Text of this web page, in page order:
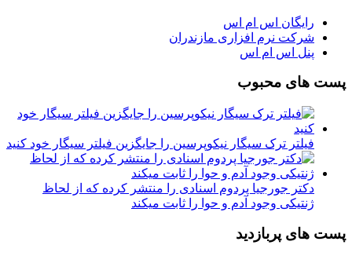
رایگان اس ام اس
شرکت نرم افزاری مازندران
پنل اس ام اس
پست های محبوب
فیلتر ترک سیگار نیکوپرسین را جایگزین فیلتر سیگار خود کنید
دکتر جورجیا پردوم اسنادی را منتشر کرده که از لحاظ
ژنتیکی وجود آدم و حوا را ثابت میکند
پست های پربازدید